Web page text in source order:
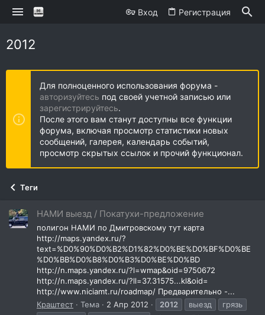
Вход Регистрация
2012
Для полноценного использования форума -
авторизуйтесь под своей учетной записью или
зарегистрируйтесь.
После этого вам станут доступны все функции
форума, включая просмотр статистики новых
сообщений, галерея, календарь событий,
просмотр скрытых ссылок и прочий функционал.
Теги
НАМИ выезд / Покатухи-предложение
полигон НАМИ по Дмитровскому тут карта
http://maps.yandex.ru/?
text=%D0%90%D0%B2%D1%82%D0%BE%D0%BF%D0%BE
%D0%BB%D0%B8%D0%B3%D0%BE%D0%BD
http://n.maps.yandex.ru/?l=wmap&oid=9750672
http://n.maps.yandex.ru/?ll=37.31575...kl&oid=
http://www.niciamt.ru/roadmap/ Предварительно -...
Краштест
Тема 2 Апр 2012 2012 выезд
грязь